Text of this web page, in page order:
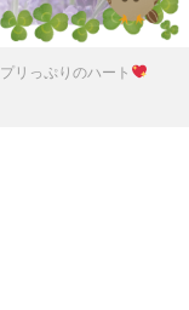
プリっぷりのハート